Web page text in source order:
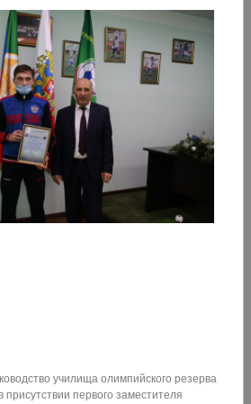
училища олимпийского резерва
первого заместителя